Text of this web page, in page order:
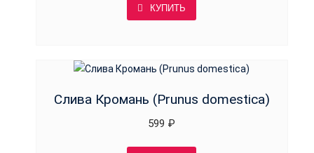
КУПИТЬ
Слива Кромань (Prunus domestica)
599 ₽